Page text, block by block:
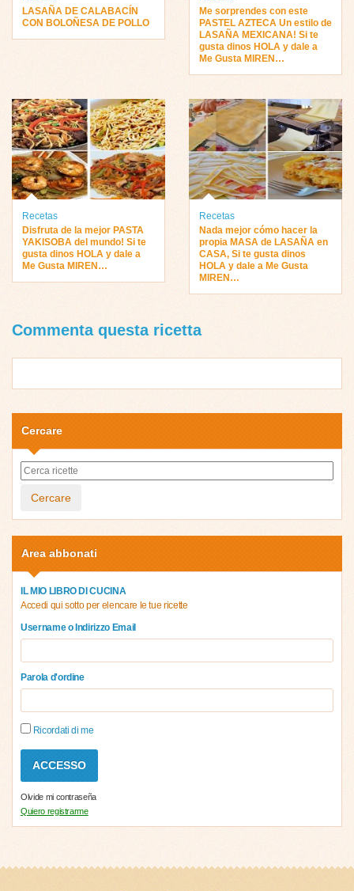
LASAÑA DE CALABACÍN
CON BOLOÑESA DE POLLO
Me sorprendes con este
PASTEL AZTECA Un estilo de
LASAÑA MEXICANA! Si te
gusta dinos HOLA y dale a
Me Gusta MIREN…
Recetas
Disfruta de la mejor PASTA
YAKISOBA del mundo! Si te
gusta dinos HOLA y dale a
Me Gusta MIREN…
Recetas
Nada mejor cómo hacer la
propia MASA de LASAÑA en
CASA, Si te gusta dinos
HOLA y dale a Me Gusta
MIREN…
Commenta questa ricetta
Cercare
Cercare
Area abbonati
IL MIO LIBRO DI CUCINA
Accedi qui sotto per elencare le tue ricette
Username o Indirizzo Email
Parola d'ordine
Ricordati di me
Olvide mi contraseña
Quiero registrarme